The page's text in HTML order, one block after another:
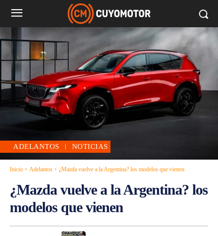
ADELANTOS NOTICIAS
Inicio Adelantos ¿Mazda vuelve a la Argentina? los modelos que vienen
¿Mazda vuelve a la Argentina? los
modelos que vienen